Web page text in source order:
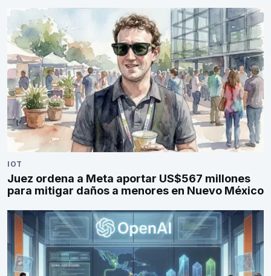
IOT
Juez ordena a Meta aportar US$567 millones
para mitigar daños a menores en Nuevo México